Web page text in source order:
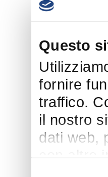
Questo
fornire
traffico.
il nostro
dati web,